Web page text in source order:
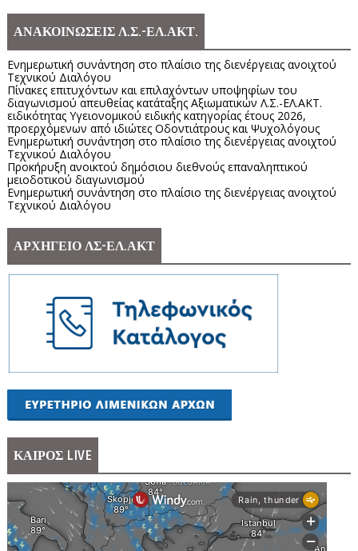
ΑΝΑΚΟΙΝΩΣΕΙΣ Λ.Σ.-ΕΛ.ΑΚΤ.
Ενημερωτική συνάντηση στο πλαίσιο της διενέργειας ανοιχτού
Τεχνικού Διαλόγου
Πίνακες επιτυχόντων και επιλαχόντων υποψηφίων του
διαγωνισμού απευθείας κατάταξης Αξιωματικών Λ.Σ.-ΕΛ.ΑΚΤ.
ειδικότητας Υγειονομικού ειδικής κατηγορίας έτους 2026,
προερχόμενων από ιδιώτες Οδοντιάτρους και Ψυχολόγους
Ενημερωτική συνάντηση στο πλαίσιο της διενέργειας ανοιχτού
Τεχνικού Διαλόγου
Προκήρυξη ανοικτού δημόσιου διεθνούς επαναληπτικού
μειοδοτικού διαγωνισμού
Ενημερωτική συνάντηση στο πλαίσιο της διενέργειας ανοιχτού
Τεχνικού Διαλόγου
ΑΡΧΗΓΕΙΟ ΛΣ-ΕΛ.ΑΚΤ
ΚΑΙΡΟΣ LIVE